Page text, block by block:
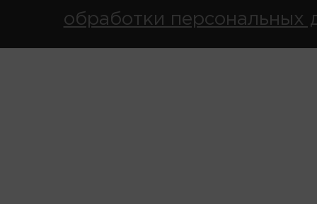
обработки персональных